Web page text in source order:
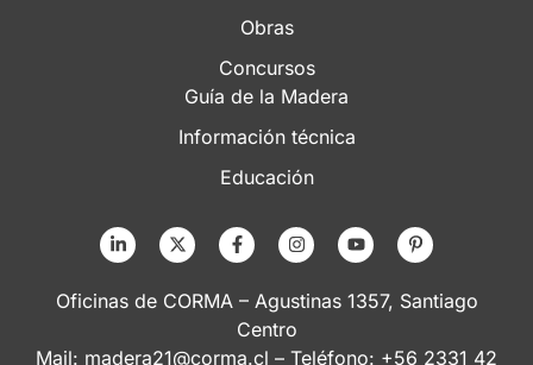
Obras
Concursos
Guía de la Madera
Información técnica
Educación
Oficinas de CORMA – Agustinas 1357, Santiago
Centro
Mail: madera21@corma.cl – Teléfono: +56 2331 42